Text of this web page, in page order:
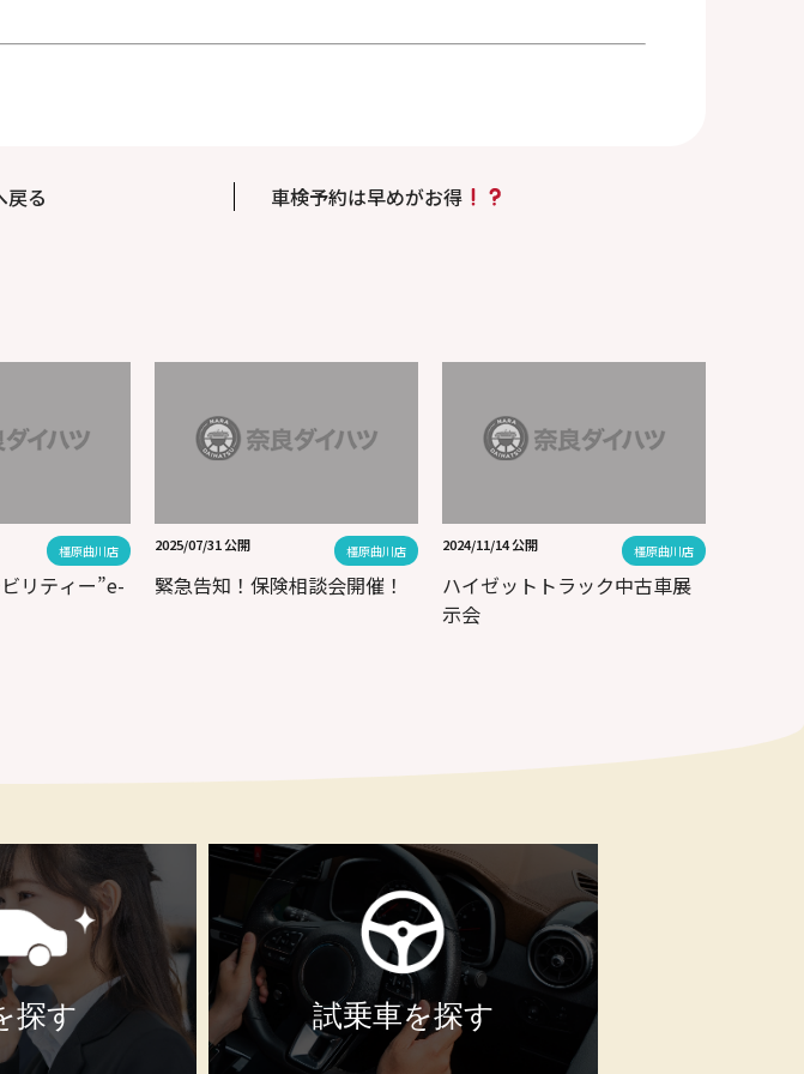
戻る 車検予約は早めがお得
橿原曲川店
リティー”e-
2025/07/31 公開 橿原曲川店
緊急告知！保険相談会開催！
2024/11/14 公開 橿原曲川店
ハイゼットトラック中古車展
示会
探す 試乗車を探す